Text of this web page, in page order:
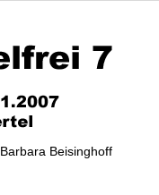
Barbara Beisinghoff